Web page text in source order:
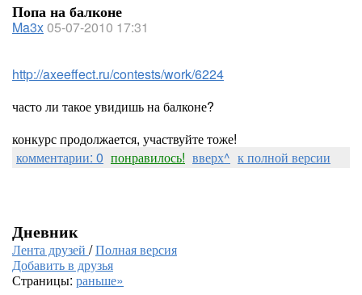
Попа на балконе
Ma3x05-07-2010 17:31
http://axeeffect.ru/contests/work/6224
часто ли такое увидишь на балконе?
конкурс продолжается, участвуйте тоже!
комментарии: 0 понравилось! вверх^ к полной версии
Дневник
Лента друзей /Полная версия
Добавить в друзья
Страницы: раньше»